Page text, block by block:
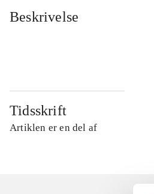
Beskrivelse
Tidsskrift
Artiklen er en del af